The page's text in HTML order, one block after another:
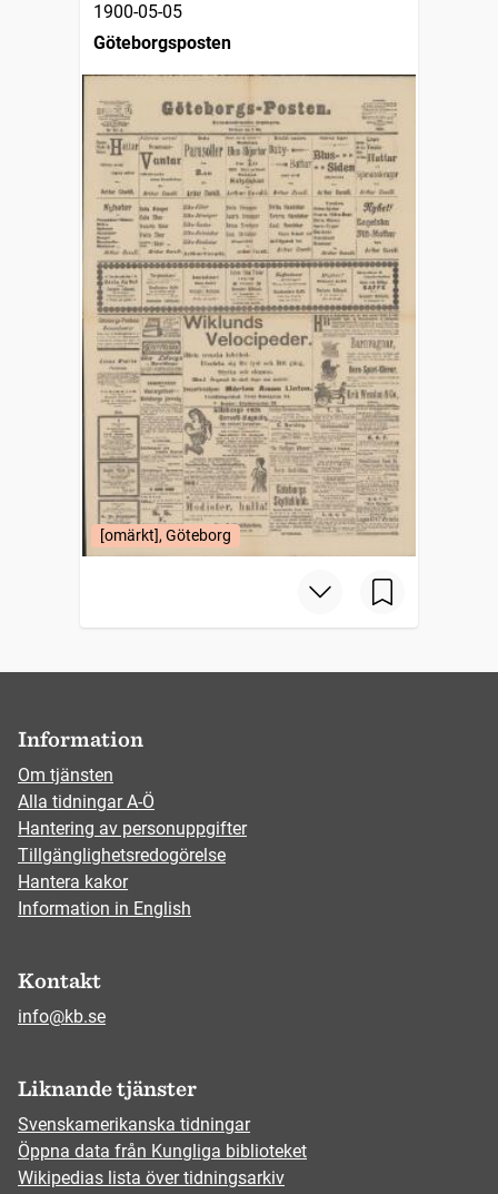
1900-05-05
Göteborgsposten
[omärkt], Göteborg
Information
Om tjänsten
Alla tidningar A-Ö
Hantering av personuppgifter
Tillgänglighetsredogörelse
Hantera kakor
Information in English
Kontakt
info@kb.se
Liknande tjänster
Svenskamerikanska tidningar
Öppna data från Kungliga biblioteket
Wikipedias lista över tidningsarkiv